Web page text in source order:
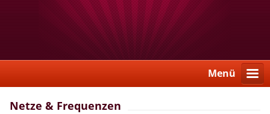
Menü
Netze & Frequenzen